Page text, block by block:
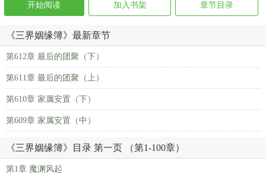
开始阅读 加入书架 章节目录
《三界姻缘簿》最新章节
第612章 最后的团聚（下）
第611章 最后的团聚（上）
第610章 家属安置（下）
第609章 家属安置（中）
《三界姻缘簿》目录 第一页 （第1-100章）
第1章 魔渊风起